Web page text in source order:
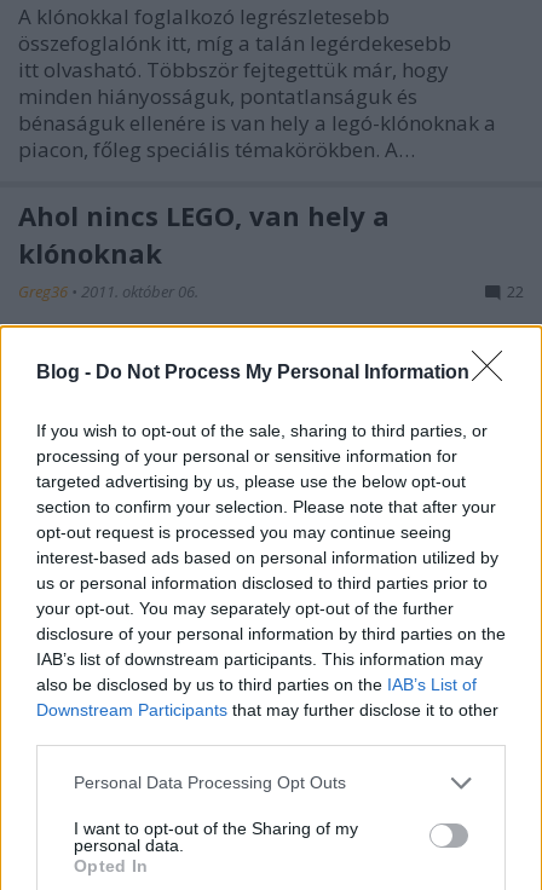
Blog - Do Not Process My Personal Information
If you wish to opt-out of the sale, sharing to third parties, or
processing of your personal or sensitive information for
targeted advertising by us, please use the below opt-out
section to confirm your selection. Please note that after your
opt-out request is processed you may continue seeing
interest-based ads based on personal information utilized by
us or personal information disclosed to third parties prior to
your opt-out. You may separately opt-out of the further
disclosure of your personal information by third parties on the
IAB’s list of downstream participants. This information may
also be disclosed by us to third parties on the IAB’s List of
Downstream Participants that may further disclose it to other
Please note that this website/app uses one or more Google
not limited to your visit or usage behaviour. You may click to
grant or deny consent to Google and its third-party tags to
use your data for below specified purposes in below Google
Personal Data Processing Opt Outs
I want to opt-out of the Sharing of my
personal data.
Opted In
A klónokkal foglalkozó legrészletesebb
összefoglalónk itt, míg a talán legérdekesebb
itt olvasható. Többször fejtegettük már, hogy
minden hiányosságuk, pontatlanságuk és
bénaságuk ellenére is van hely a legó-klónoknak a
piacon, főleg speciális témakörökben. A…
Ahol nincs LEGO, van hely a
klónoknak
Greg36 • 2011. október 06. 22
Talán már említettem, a munkám gyakran szólít
Ukrajnába, így természetesen időnként a helyi
Talán azt is említettem, hogy LEGO-t egyáltalán nem
láttam a játékosztályon, annál több klónt. A héten
belefutottam ebbe. A kivitel…
Olvasó játszik special: Kazi 8056 Fire
Fight
tutuka•2011. június 16.
Segítünk egy kicsit a ma klón-árusításba kezdett
Hasbronak: Hammer megmutatja, milyen a rossz
klón. Figyelem, ez egy rendkívüli és rendhagyó
végigjátszás: EGYETLEN ELEMÉBEN SEM
LEGO!Lelövöm a poént: klónt csak az ellenségednek!
Azért ezt később még árnyalni…